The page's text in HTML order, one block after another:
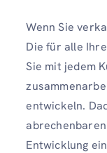
Wenn Sie
Die für alle
Sie mit jedem
entwickeln.
Entwicklung